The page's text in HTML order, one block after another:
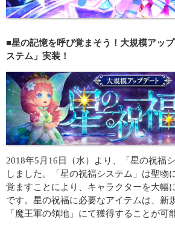
■星の記憶を呼び覚まそう！大規模アッ
ステム」実装！
2018年5月16日（水）より、「星の祝福
しました。「星の祝福システム」は聖物
覚ますことにより、キャラクターを大幅
です。星の祝福に必要なアイテムは、新
「魔王軍の領地」にて獲得することが可